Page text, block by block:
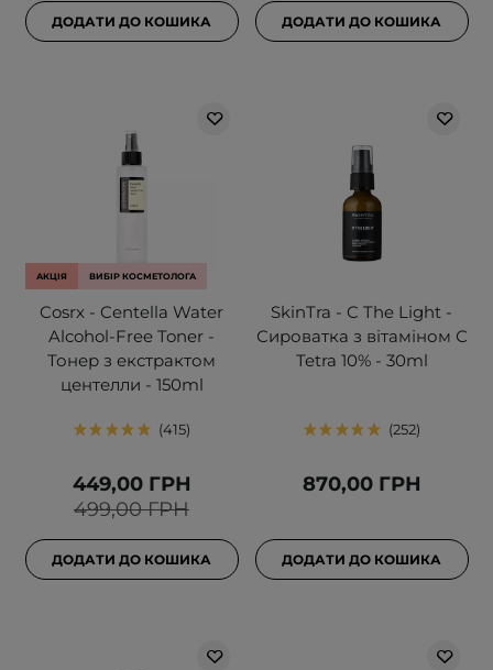
ДОДАТИ ДО КОШИКА ДОДАТИ ДО КОШИКА
АКЦІЯ ВИБІР КОСМЕТОЛОГА
Cosrx - Centella Water
Alcohol-Free Toner -
Тонер з екстрактом
центелли - 150ml
415
499,00 ГРН
449,00 ГРН
ДОДАТИ ДО КОШИКА
SkinTra - C The Light -
Сироватка з вітаміном С
Tetra 10% - 30ml
252
870,00 ГРН
ДОДАТИ ДО КОШИКА